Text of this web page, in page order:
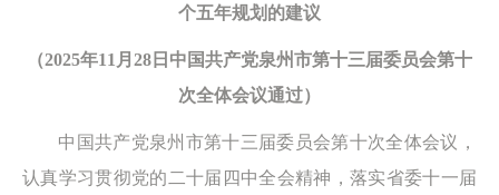
个五年规划的建议
（2025年11月28日中国共产党泉州市第十三届委员会第十
次全体会议通过）
中国共产党泉州市第十三届委员会第十次全体会议，
认真学习贯彻党的二十届四中全会精神，落实省委十一届